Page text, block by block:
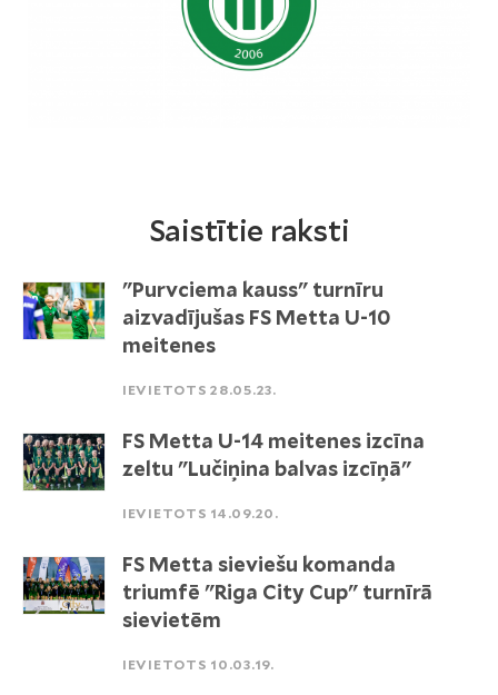
Saistītie raksti
"Purvciema kauss" turnīru
aizvadījušas FS Metta U-10
meitenes
IEVIETOTS 28.05.23.
FS Metta U-14 meitenes izcīna
zeltu "Lučiņina balvas izcīņā"
IEVIETOTS 14.09.20.
FS Metta sieviešu komanda
triumfē "Riga City Cup" turnīrā
sievietēm
IEVIETOTS 10.03.19.